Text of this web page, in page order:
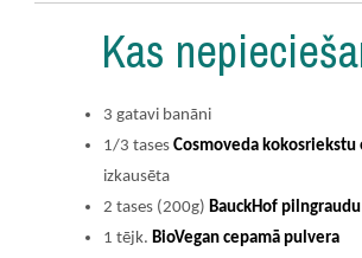
Kas
3 gatavi banāni
1/3 tases Cosmoveda kokosriekstu
izkausēta
2 tases (200g) BauckHof
1 tējk. BioVegan cepamā pulvera